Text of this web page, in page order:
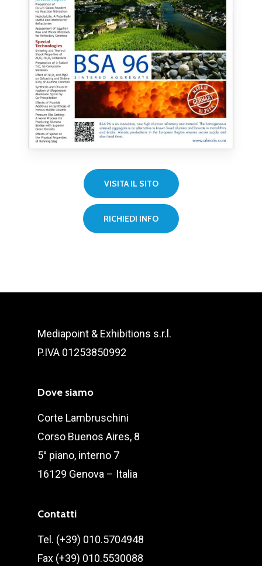
VISITA IL SITO
RICHIEDI INFO
Mediapoint & Exhibitions s.r.l.
P.IVA 01253850992
Dove siamo
Corte Lambruschini
Corso Buenos Aires, 8
5° piano, interno 7
16129 Genova – Italia
Contatti
Tel. (+39) 010.5704948
Fax (+39) 010.5530088